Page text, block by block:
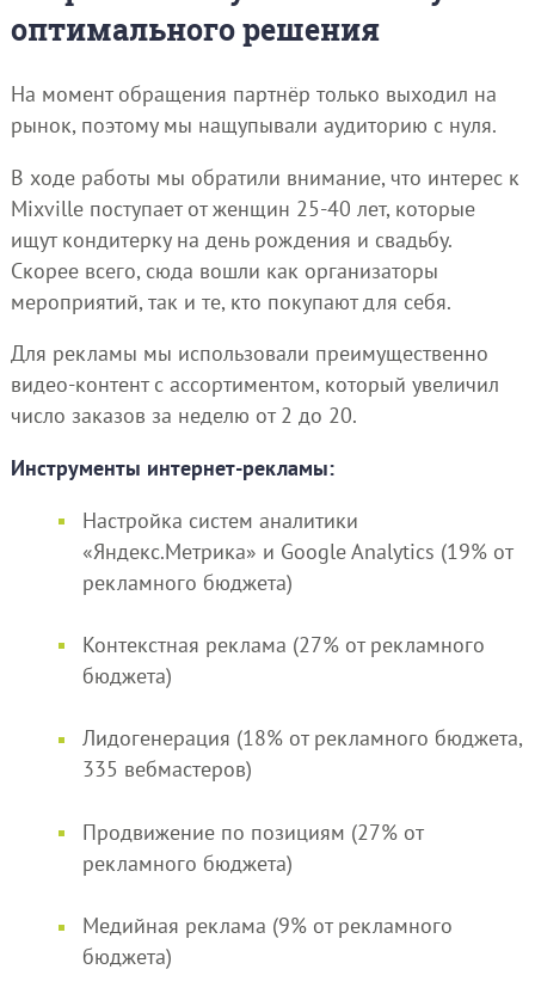
оптимального решения
На момент обращения партнёр только выходил на
рынок, поэтому мы нащупывали аудиторию с нуля.
В ходе работы мы обратили внимание, что интерес к
Mixville поступает от женщин 25-40 лет, которые
ищут кондитерку на день рождения и свадьбу.
Скорее всего, сюда вошли как организаторы
мероприятий, так и те, кто покупают для себя.
Для рекламы мы использовали преимущественно
видео-контент с ассортиментом, который увеличил
число заказов за неделю от 2 до 20.
Инструменты интернет-рекламы:
Настройка систем аналитики
«Яндекс.Метрика» и Google Analytics (19% от
рекламного бюджета)
Контекстная реклама (27% от рекламного
бюджета)
Лидогенерация (18% от рекламного бюджета,
335 вебмастеров)
Продвижение по позициям (27% от
рекламного бюджета)
Медийная реклама (9% от рекламного
бюджета)